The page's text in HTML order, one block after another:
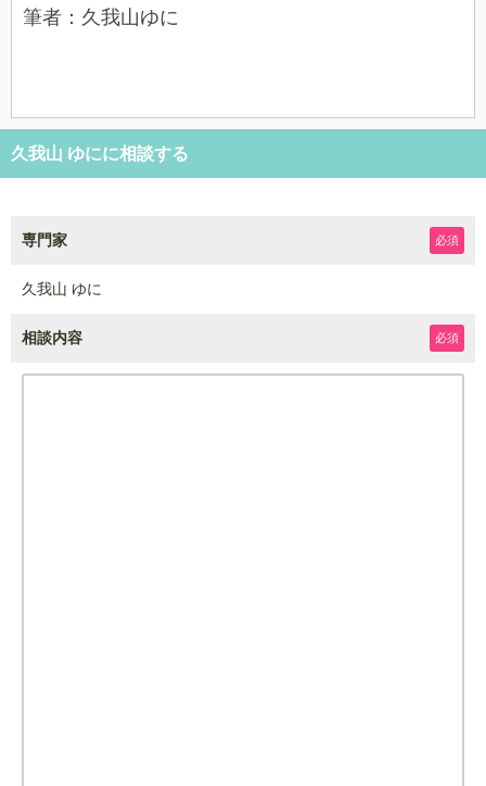
筆者：久我山ゆに
久我山 ゆにに相談する
専門家 必須
久我山 ゆに
相談内容 必須